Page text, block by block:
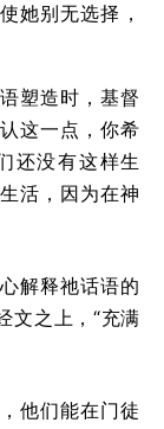
她别无选择，
塑造时，基督
这一点，你希
还没有这样生
活，因为在神
解释祂话语的
文之上，“充满
他们能在门徒